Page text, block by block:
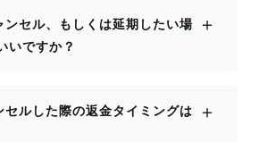
ンセル、もしくは延期したい場
いですか？
＋
セルした際の返金タイミングは
＋